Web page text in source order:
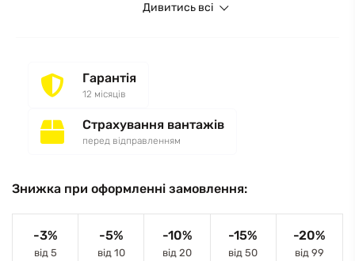
Дивитись всі
Гарантія
12 місяців
Страхування вантажів
перед відправленням
Знижка при оформленні замовлення:
-3%
від 5
-5%
від 10
-10%
від 20
-15%
від 50
-20%
від 99